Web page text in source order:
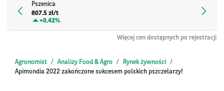
Pszenica
807.5 zł/t
+0.42%
Więcej cen dostępnych po rejestracji
Agronomist Analizy Food & Agro
Rynek żywności
Apimondia 2022 zakończone sukcesem polskich pszczelarzy!